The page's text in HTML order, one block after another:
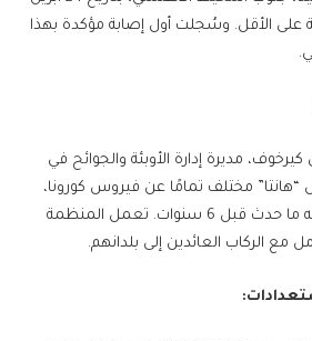
وهم من 12 دولة على الأقل. وسُجلت أول إصابة مؤكدة بهذا
مديرة إدارة الأوبئة والجوائح في
مختلف تمامًا عن فيروس كورونا،
وأن الوضع الحالي لا يشبه ما حدث قبل 6 سنوات. تعمل المنظمة
مع الركاب العائدين إلى بلدانهم.